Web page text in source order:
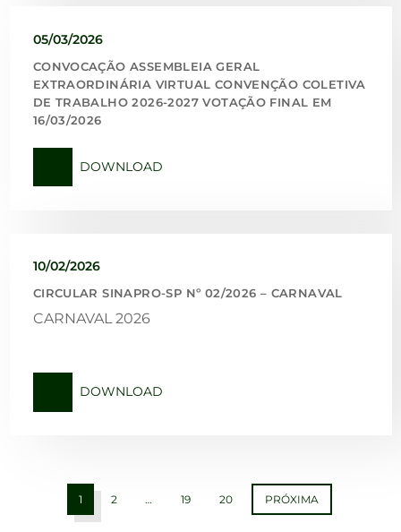
05/03/2026
CONVOCAÇÃO ASSEMBLEIA GERAL
EXTRAORDINÁRIA VIRTUAL CONVENÇÃO COLETIVA
DE TRABALHO 2026-2027 VOTAÇÃO FINAL EM
16/03/2026
DOWNLOAD
10/02/2026
CIRCULAR SINAPRO-SP Nº 02/2026 – CARNAVAL
CARNAVAL 2026
DOWNLOAD
1 2 … 19 20 PRÓXIMA